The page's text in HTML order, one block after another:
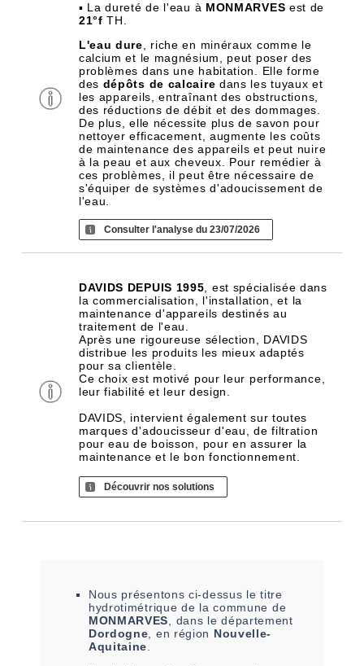
▪ La dureté de l'eau à MONMARVES est de
21°f TH.
L'eau dure , riche en minéraux comme le
calcium et le magnésium, peut poser des
problèmes dans une habitation. Elle forme
des dépôts de calcaire dans les tuyaux et
les appareils, entraînant des obstructions,
des réductions de débit et des dommages.
De plus, elle nécessite plus de savon pour
nettoyer efficacement, augmente les coûts
de maintenance des appareils et peut nuire
à la peau et aux cheveux. Pour remédier à
ces problèmes, il peut être nécessaire de
s'équiper de systèmes d'adoucissement de
l'eau.
Consulter l'analyse du 23/07/2026
DAVIDS DEPUIS 1995 , est spécialisée dans
la commercialisation, l'installation, et la
maintenance d'appareils destinés au
traitement de l'eau.
Après une rigoureuse sélection, DAVIDS
distribue les produits les mieux adaptés
pour sa clientèle.
Ce choix est motivé pour leur performance,
leur fiabilité et leur design.
DAVIDS, intervient également sur toutes
marques d'adoucisseur d'eau, de filtration
pour eau de boisson, pour en assurer la
maintenance et le bon fonctionnement.
Découvrir nos solutions
Nous présentons ci-dessus le titre
hydrotimétrique de la commune de
MONMARVES , dans le département
Dordogne , en région Nouvelle-
Aquitaine